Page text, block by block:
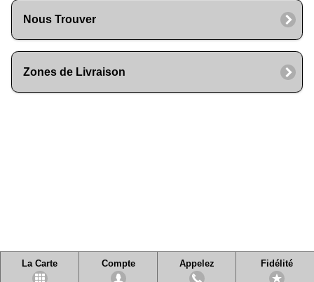
Nous Trouver
Zones de Livraison
La Carte Compte Appelez Fidélité